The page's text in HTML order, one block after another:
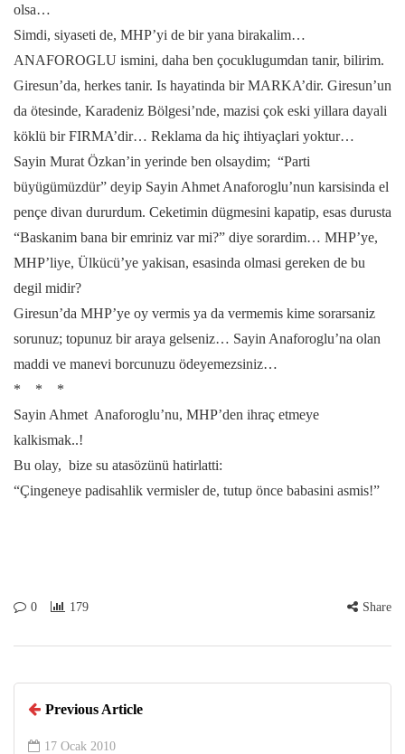
olsa…
Simdi, siyaseti de, MHP’yi de bir yana birakalim…
ANAFOROGLU ismini, daha ben çocuklugumdan tanir, bilirim.
Giresun’da, herkes tanir. Is hayatinda bir MARKA’dir. Giresun’un
da ötesinde, Karadeniz Bölgesi’nde, mazisi çok eski yillara dayali
köklü bir FIRMA’dir… Reklama da hiç ihtiyaçlari yoktur…
Sayin Murat Özkan’in yerinde ben olsaydim; “Parti
büyügümüzdür” deyip Sayin Ahmet Anaforoglu’nun karsisinda el
pençe divan dururdum. Ceketimin dügmesini kapatip, esas durusta
“Baskanim bana bir emriniz var mi?” diye sorardim… MHP’ye,
MHP’liye, Ülkücü’ye yakisan, esasinda olmasi gereken de bu
degil midir?
Giresun’da MHP’ye oy vermis ya da vermemis kime sorarsaniz
sorunuz; topunuz bir araya gelseniz… Sayin Anaforoglu’na olan
maddi ve manevi borcunuzu ödeyemezsiniz…
* * *
Sayin Ahmet Anaforoglu’nu, MHP’den ihraç etmeye
kalkismak..!
Bu olay, bize su atasözünü hatirlatti:
“Çingeneye padisahlik vermisler de, tutup önce babasini asmis!”
0 179 Share
Previous Article
17 Ocak 2010